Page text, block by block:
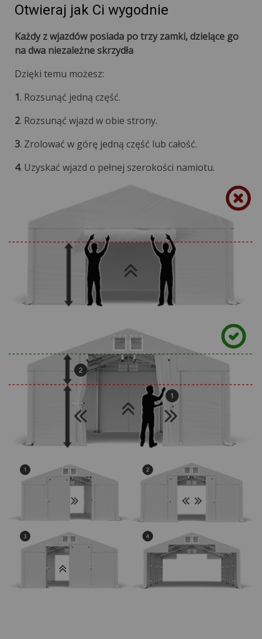
Otwieraj jak Ci wygodnie
Każdy z wjazdów posiada po trzy zamki, dzielące go
na dwa niezależne skrzydła
Dzięki temu możesz:
1. Rozsunąć jedną część.
2. Rozsunąć wjazd w obie strony.
3. Zrolować w górę jedną część lub całość.
4. Uzyskać wjazd o pełnej szerokości namiotu.